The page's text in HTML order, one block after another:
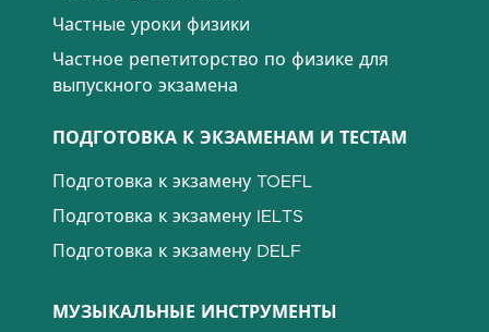
Частные уроки физики
Частное репетиторство по физике для
выпускного экзамена
ПОДГОТОВКА К ЭКЗАМЕНАМ И ТЕСТАМ
Подготовка к экзамену TOEFL
Подготовка к экзамену IELTS
Подготовка к экзамену DELF
МУЗЫКАЛЬНЫЕ ИНСТРУМЕНТЫ